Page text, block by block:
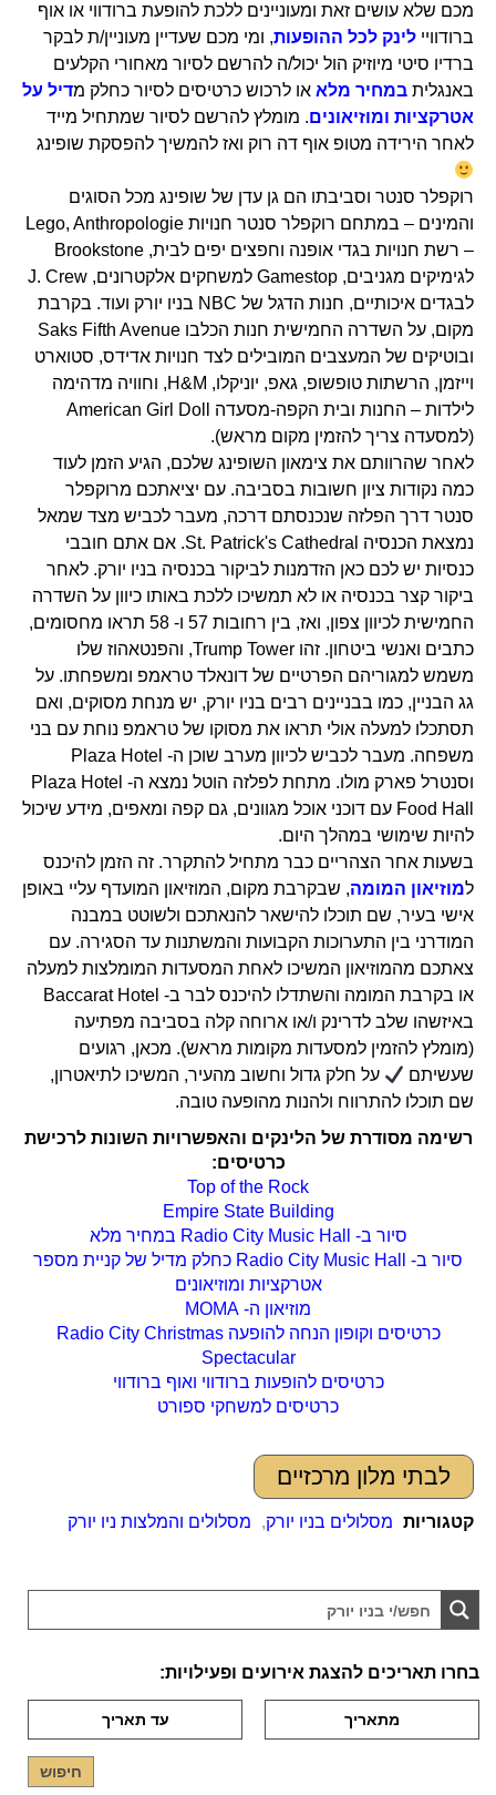
מכם שלא עושים זאת ומעוניינים ללכת להופעת ברודווי או אוף
ברודוויי לינק לכל ההופעות, ומי מכם שעדיין מעוניין/ת לבקר
ברדיו סיטי מיוזיק הול יכול/ה להרשם לסיור מאחורי הקלעים
באנגלית במחיר מלא או לרכוש כרטיסים לסיור כחלק מדיל על
אטרקציות ומוזיאונים. מומלץ להרשם לסיור שמתחיל מייד
לאחר הירידה מטופ אוף דה רוק ואז להמשיך להפסקת שופינג
רוקפלר סנטר וסביבתו הם גן עדן של שופינג מכל הסוגים
והמינים – במתחם רוקפלר סנטר חנויות Lego, Anthropologie
– רשת חנויות בגדי אופנה וחפצים יפים לבית, Brookstone
לגימיקים מגניבים, Gamestop למשחקים אלקטרונים, J. Crew
לבגדים איכותיים, חנות הדגל של NBC בניו יורק ועוד. בקרבת
מקום, על השדרה החמישית חנות הכלבו Saks Fifth Avenue
ובוטיקים של המעצבים המובילים לצד חנויות אדידס, סטוארט
וייזמן, הרשתות טופשופ, גאפ, יוניקלו, H&M, וחוויה מדהימה
לילדות – החנות ובית הקפה-מסעדה American Girl Doll
(למסעדה צריך להזמין מקום מראש).
לאחר שהרוותם את צימאון השופינג שלכם, הגיע הזמן לעוד
כמה נקודות ציון חשובות בסביבה. עם יציאתכם מרוקפלר
סנטר דרך הפלזה שנכנסתם דרכה, מעבר לכביש מצד שמאל
נמצאת הכנסיה St. Patrick's Cathedral. אם אתם חובבי
כנסיות יש לכם כאן הזדמנות לביקור בכנסיה בניו יורק. לאחר
ביקור קצר בכנסיה או לא תמשיכו ללכת באותו כיוון על השדרה
החמישית לכיוון צפון, ואז, בין רחובות 57 ו- 58 תראו מחסומים,
כתבים ואנשי ביטחון. זהו Trump Tower, והפנטאהוז שלו
משמש למגוריהם הפרטיים של דונאלד טראמפ ומשפחתו. על
גג הבניין, כמו בבניינים רבים בניו יורק, יש מנחת מסוקים, ואם
תסתכלו למעלה אולי תראו את מסוקו של טראמפ נוחת עם בני
משפחה. מעבר לכביש לכיוון מערב שוכן ה- Plaza Hotel
וסנטרל פארק מולו. מתחת לפלזה הוטל נמצא ה- Plaza Hotel
Food Hall עם דוכני אוכל מגוונים, גם קפה ומאפים, מידע שיכול
להיות שימושי במהלך היום.
בשעות אחר הצהריים כבר מתחיל להתקרר. זה הזמן להיכנס
למוזיאון המומה, שבקרבת מקום, המוזיאון המועדף עליי באופן
אישי בעיר, שם תוכלו להישאר להנאתכם ולשוטט במבנה
המודרני בין התערוכות הקבועות והמשתנות עד הסגירה. עם
צאתכם מהמוזיאון המשיכו לאחת המסעדות המומלצות למעלה
או בקרבת המומה והשתדלו להיכנס לבר ב- Baccarat Hotel
באיזשהו שלב לדרינק ו/או ארוחה קלה בסביבה מפתיעה
(מומלץ להזמין למסעדות מקומות מראש). מכאן, רגועים
שעשיתם
על חלק גדול וחשוב מהעיר, המשיכו לתיאטרון,
שם תוכלו להתרווח ולהנות מהופעה טובה.
רשימה מסודרת של הלינקים והאפשרויות השונות לרכישת
כרטיסים:
Top of the Rock
Empire State Building
סיור ב- Radio City Music Hall במחיר מלא
סיור ב- Radio City Music Hall כחלק מדיל של קניית מספר
אטרקציות ומוזיאונים
מוזיאון ה- MOMA
כרטיסים וקופון הנחה להופעה Radio City Christmas
Spectacular
כרטיסים להופעות ברודווי ואוף ברודווי
כרטיסים למשחקי ספורט
לבתי מלון מרכזיים
קטגוריות מסלולים בניו יורק, מסלולים והמלצות ניו יורק
בחרו תאריכים להצגת אירועים ופעילויות: